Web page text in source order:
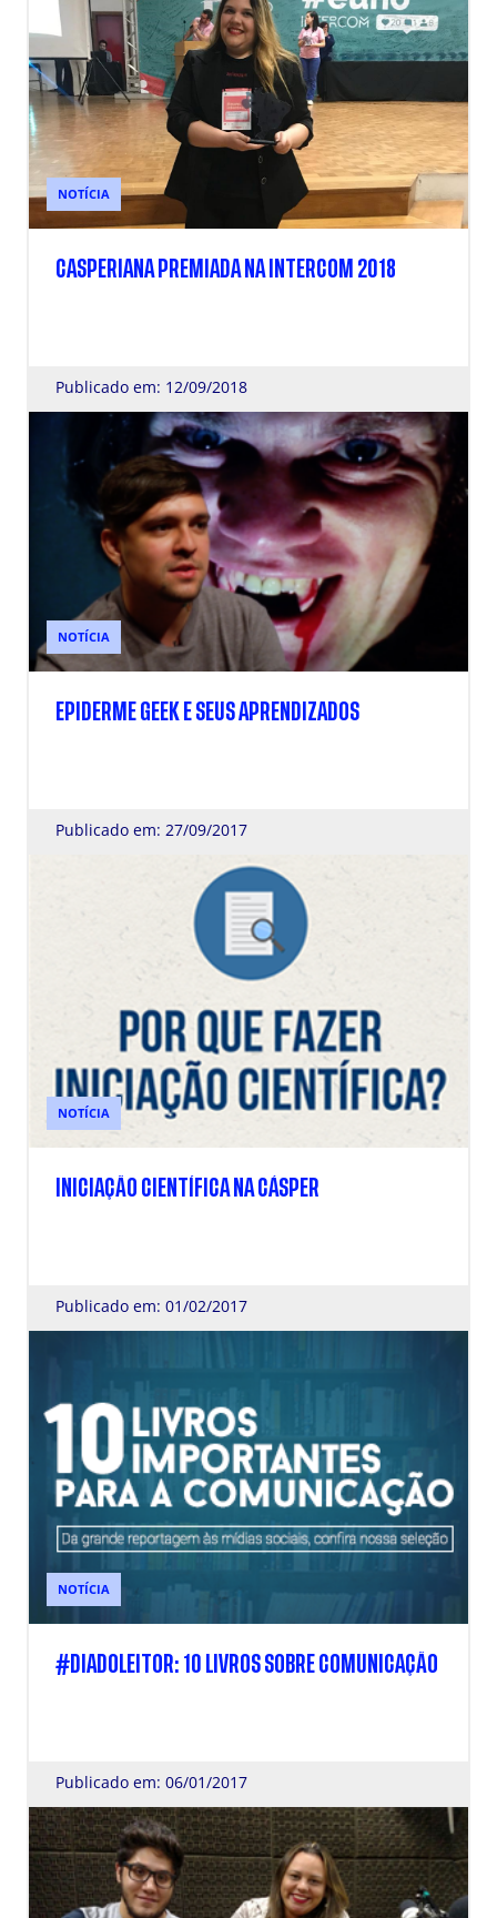
NOTÍCIA
CASPERIANA PREMIADA NA INTERCOM 2018
Publicado em: 12/09/2018
NOTÍCIA
EPIDERME GEEK E SEUS APRENDIZADOS
Publicado em: 27/09/2017
NOTÍCIA
INICIAÇÃO CIENTÍFICA NA CÁSPER
Publicado em: 01/02/2017
NOTÍCIA
#DIADOLEITOR: 10 LIVROS SOBRE COMUNICAÇÃO
Publicado em: 06/01/2017